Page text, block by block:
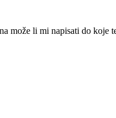
može li mi napisati do